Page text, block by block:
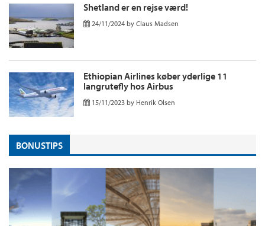
Shetland er en rejse værd!
24/11/2024 by Claus Madsen
Ethiopian Airlines køber yderlige 11
langrutefly hos Airbus
15/11/2023 by Henrik Olsen
BONUSTIPS